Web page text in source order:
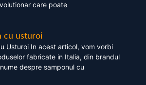
care poate
cu usturoi
Usturoi In acest articol, vom vorbi
fabricate in Italia, din brandul
despre samponul cu